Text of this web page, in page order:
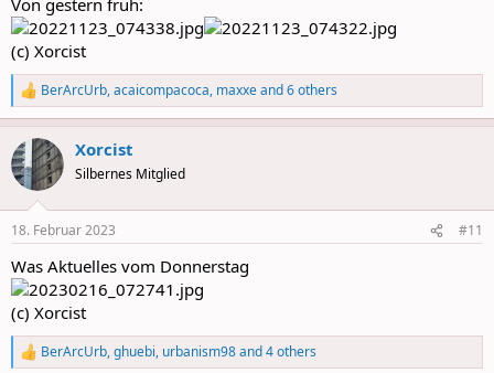
(c) Xorcist
R
e
a
c
t
i
s
BerArcUrb,acaicompacoca, maxxeand 6 others
Xorcist
Silbernes Mitglied
18. Februar 2023 #11
Was Aktuelles vom Donnerstag
(c) Xorcist
R
BerArcUrb,ghuebi, urbanism98and 4 others